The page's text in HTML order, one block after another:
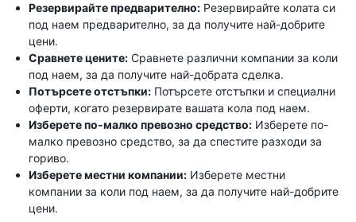
Резервирайте предварително: Резервирайте колата си
под наем предварително, за да получите най-добрите
цени.
Сравнете цените: Сравнете различни компании за коли
под наем, за да получите най-добрата сделка.
Потърсете отстъпки: Потърсете отстъпки и специални
оферти, когато резервирате вашата кола под наем.
Изберете по-малко превозно средство: Изберете по-
малко превозно средство, за да спестите разходи за
гориво.
Изберете местни компании: Изберете местни
компании за коли под наем, за да получите най-добрите
цени.